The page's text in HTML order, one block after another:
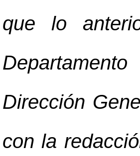
que lo
Dirección
con la